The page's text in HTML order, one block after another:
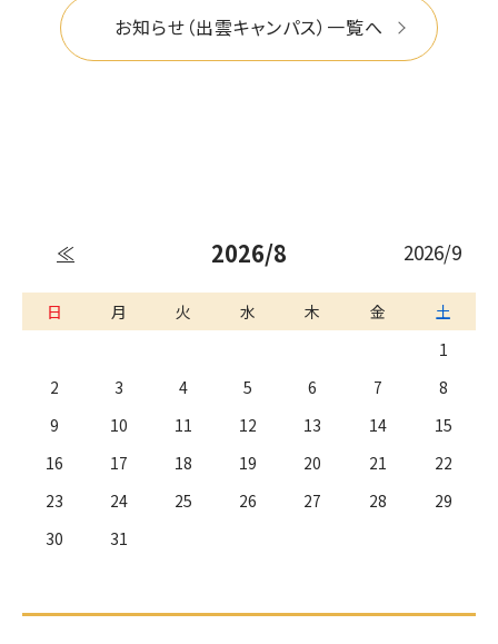
お知らせ（出雲キャンパス）一覧へ
≪ 2026/8 2026/9
日 月 火 水 木 金
土
1
2
3 4 5 6 7
8
9
10 11 12 13 14
15
16
17 18 19 20 21
22
23
24 25 26 27 28
29
30
31